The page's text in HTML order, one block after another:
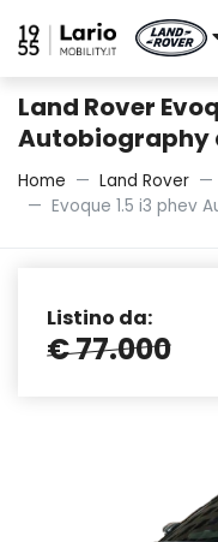
Land Rover
Autobiography
Home Land Rover
Evoque 1.5 i3 phev
Listino da:
€ 77.000